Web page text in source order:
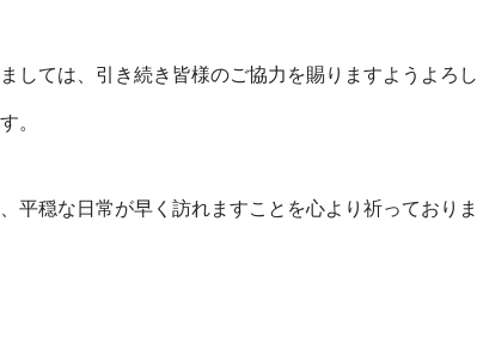
しては、引き続き皆様のご協力を賜りますようよろし
。
平穏な日常が早く訪れますことを心より祈っておりま